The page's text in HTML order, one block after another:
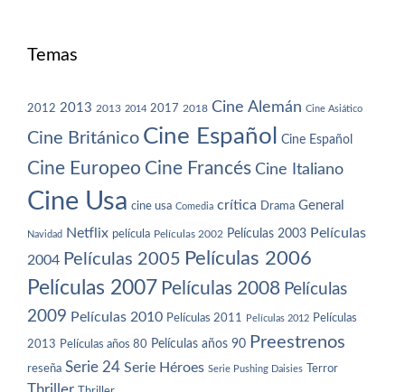
Temas
2012 2013 2013 2014 2017 2018 Cine Alemán Cine Asiático
Cine Británico Cine Español Cine Español
Cine Europeo Cine Francés Cine Italiano
Cine Usa cine usa Comedia crítica Drama General
Navidad Netflix película Películas 2002 Películas 2003 Películas
2004 Películas 2005 Películas 2006
Películas 2007 Películas 2008 Películas
2009 Películas 2010 Películas 2011 Películas 2012 Películas
2013 Películas años 80 Películas años 90 Preestrenos
reseña Serie 24 Serie Héroes Serie Pushing Daisies Terror